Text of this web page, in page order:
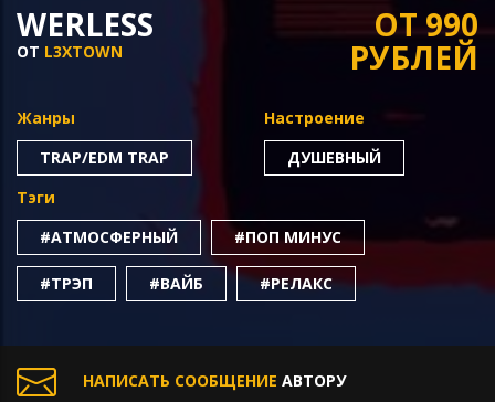
WERLESS
ОТ L3XTOWN
ОТ 990
РУБЛЕЙ
Жанры
TRAP/EDM TRAP
Настроение
ДУШЕВНЫЙ
Тэги
#АТМОСФЕРНЫЙ
#ПОП МИНУС
#ТРЭП #ВАЙБ #РЕЛАКС
НАПИСАТЬ СООБЩЕНИЕ АВТОРУ